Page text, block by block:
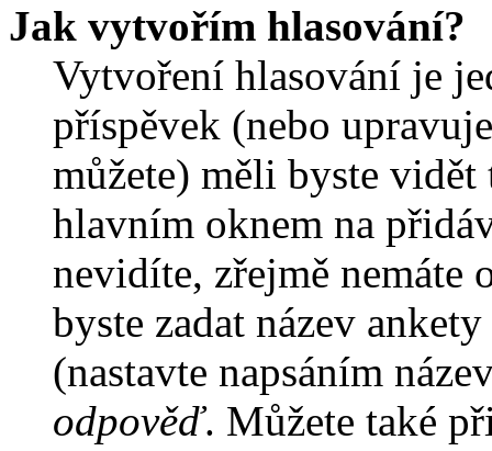
Jak vytvořím hlasování?
Vytvoření hlasování je
příspěvek (nebo
můžete) měli byste
hlavním oknem na
nevidíte, zřejmě
byste zadat název
(nastavte napsáním
odpověď. Můžete také